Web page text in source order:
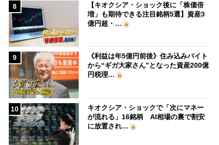
8
【キオクシア・ショック後に「株価倍
増」も期待できる注目銘柄5選】資産3
億円超・…
9
《利益は年5億円前後》住み込みバイト
から“ギガ大家さん”となった資産200億
円税理…
10
キオクシア・ショックで「次にマネー
が流れる」16銘柄 AI相場の裏で割安
に放置され…